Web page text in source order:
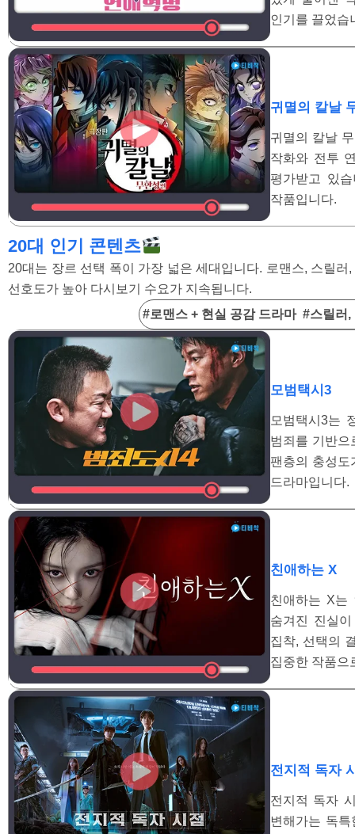
인기를 끌었습
귀멸의 칼날
귀멸의 칼날
작화와 전투
평가받고 있
작품입니다.
20대 인기 콘텐츠
20대는 장르 선택 폭이 가장 넓은 세대입니다. 로맨스, 스릴
선호도가 높아 다시보기 수요가 지속됩니다.
#로맨스 + 현실 공감 드라마 #스릴러
모범택시3
모범택시3는
범죄를 기반
팬층의 충성도
드라마입니다.
친애하는 X
친애하는 X는
숨겨진 진실
집착, 선택의
집중한 작품으
전지적 독자
전지적 독자
변해가는 독